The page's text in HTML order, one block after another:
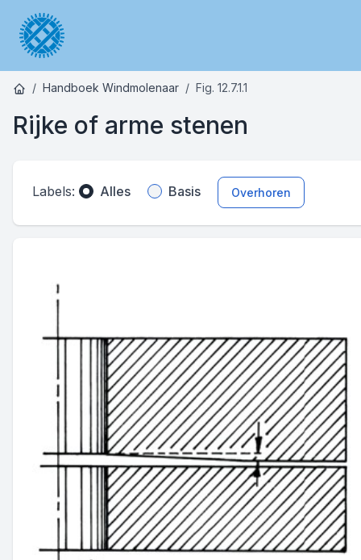
Handboek Windmolenaar Fig. 12.7.1.1
Rijke of arme stenen
Labels: Alles Basis Overhoren